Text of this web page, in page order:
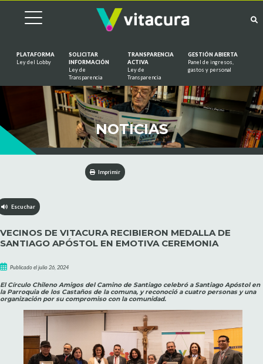
PLATAFORMA
Ley del Lobby
SOLICITAR
INFORMACIÓN
Ley de
Transparencia
TRANSPARENCIA
ACTIVA
Ley de
Transparencia
GESTIÓN ABIERTA
Panel de ingresos,
gastos y personal
NOTICIAS
Imprimir
Escuchar
VECINOS DE VITACURA RECIBIERON MEDALLA DE
SANTIAGO APÓSTOL EN EMOTIVA CEREMONIA
Publicado el julio 26, 2024
El Círculo Chileno Amigos del Camino de Santiago celebró a Santiago Apóstol en
la Parroquia de los Castaños de la comuna, y reconoció a cuatro personas y una
organización por su compromiso con la comunidad.